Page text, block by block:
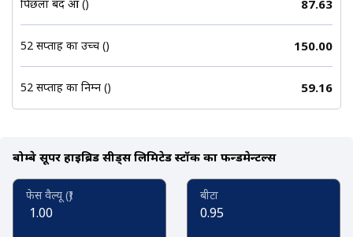
पिछला बंद हुआ (₹) 87.63
52 सप्ताह का उच्च (₹) 150.00
52 सप्ताह का निम्न (₹) 59.16
बोम्बे सूपर हाईब्रिड सीड्स लिमिटेड स्टॉक का फन्डमेन्टल्स
फेस वैल्यू (₹)
1.00
बीटा
0.95